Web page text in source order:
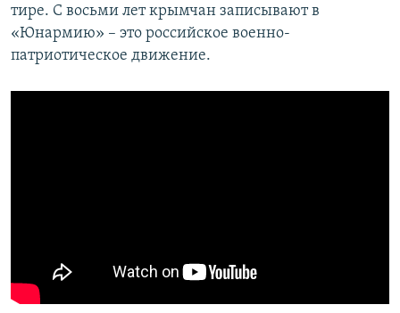
тире. С восьми лет крымчан записывают в
«Юнармию» – это российское военно-
патриотическое движение.